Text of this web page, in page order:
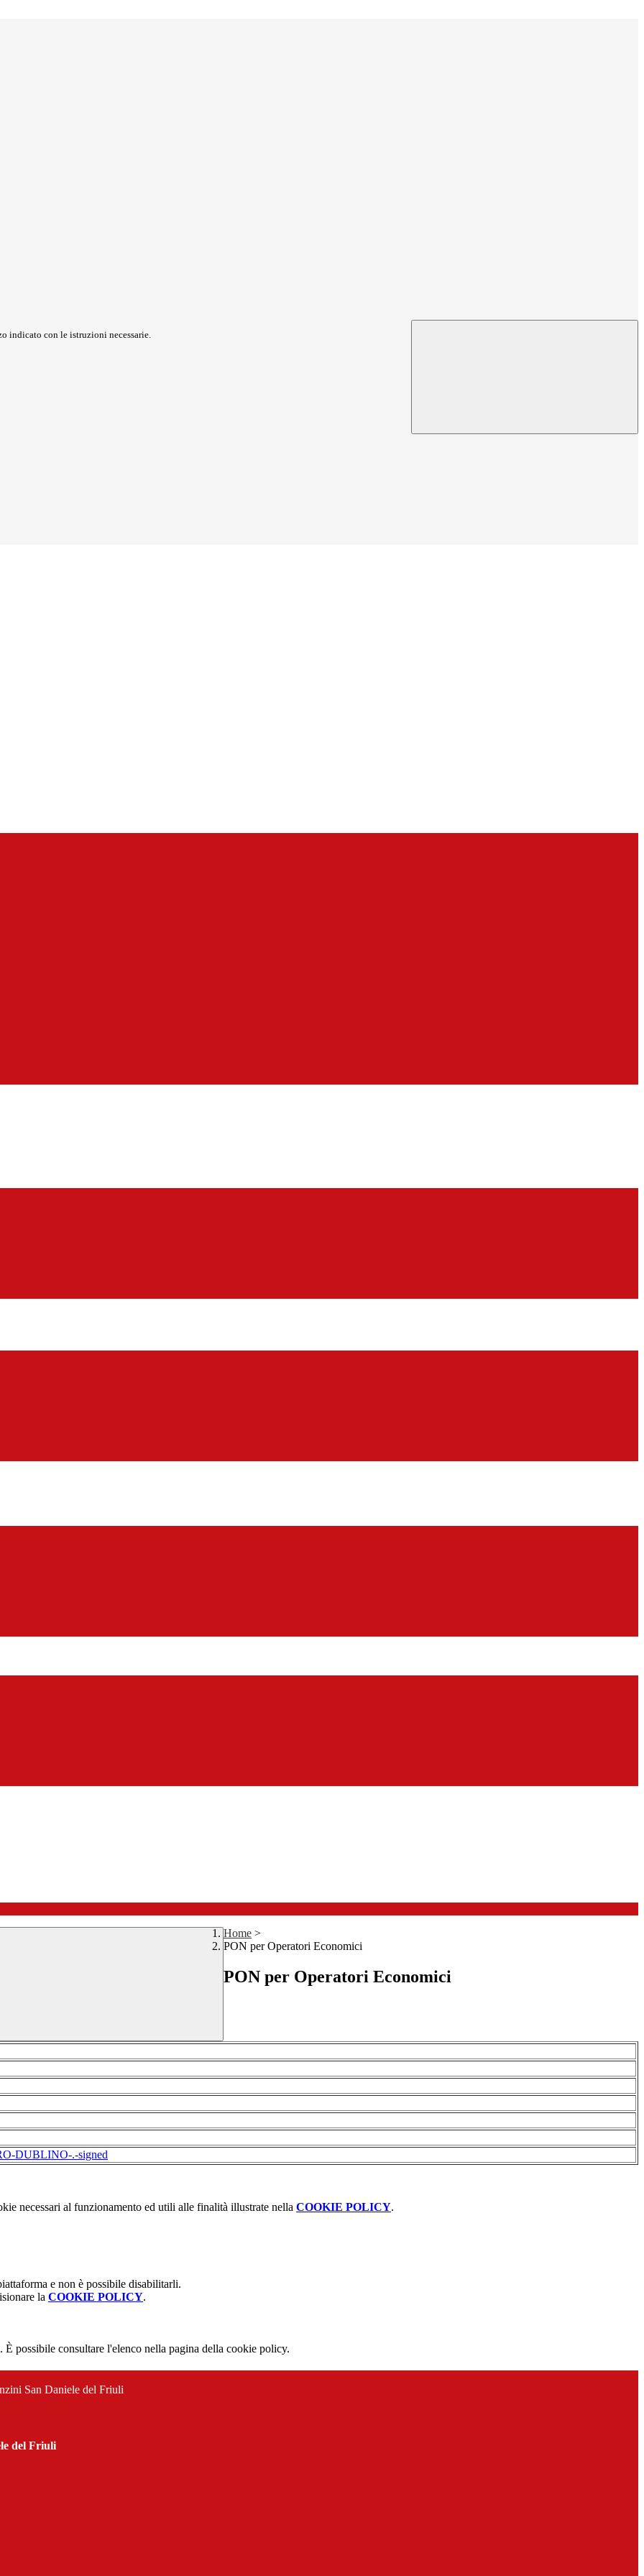
indicato con le istruzioni necessarie.
Home >
PON per Operatori Economici
PON per Operatori Economici
DUBLINO-.-signed
necessari al funzionamento ed utili alle finalità illustrate nella COOKIE POLICY.
e non è possibile disabilitarli.
la COOKIE POLICY.
possibile consultare l'elenco nella pagina della cookie policy.
San Daniele del Friuli
del Friuli